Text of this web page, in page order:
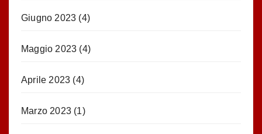
Giugno 2023 (4)
Maggio 2023 (4)
Aprile 2023 (4)
Marzo 2023 (1)